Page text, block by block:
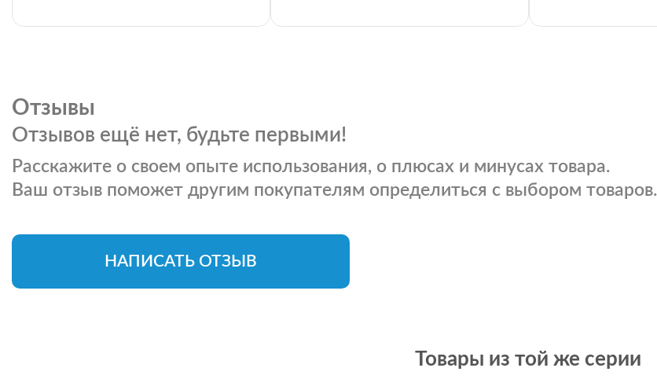
Отзывы
Отзывов ещё нет, будьте первыми!
Расскажите о своем опыте использования, о плюсах и минусах товара.
Ваш отзыв поможет другим покупателям определиться с выбором товаров.
НАПИСАТЬ ОТЗЫВ
Товары из той же серии